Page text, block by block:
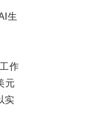
生
作
元
实